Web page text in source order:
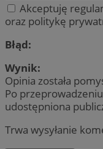
Akceptuję
oraz politykę
Błąd:
Wynik:
Opinia została
Po
udostępniona
Trwa wysyłanie